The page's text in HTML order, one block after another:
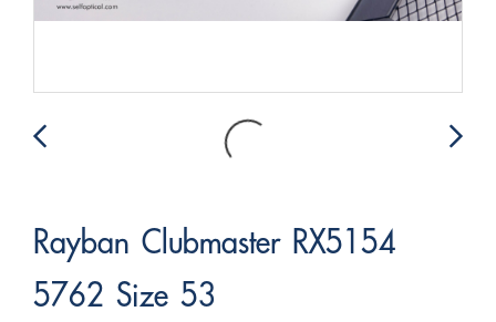
Rayban Clubmaster RX5154
5762 Size 53